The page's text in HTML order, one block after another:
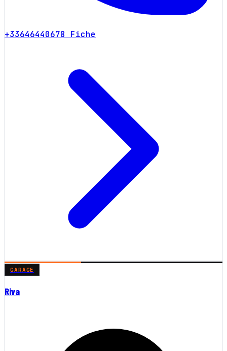
+33646440678 Fiche
GARAGE
Riva